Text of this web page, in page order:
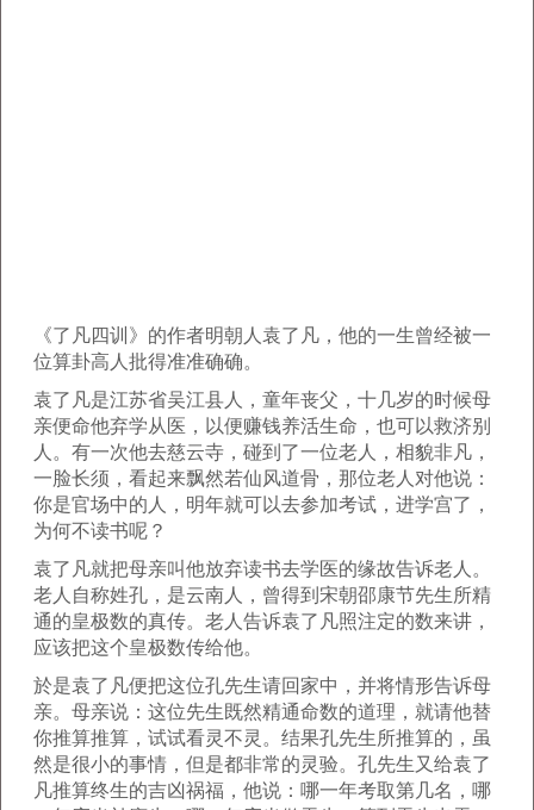
《了凡四训》的作者明朝人袁了凡，他的一生曾经被一
位算卦高人批得准准确确。
袁了凡是江苏省吴江县人，童年丧父，十几岁的时候母
亲便命他弃学从医，以便赚钱养活生命，也可以救济别
人。有一次他去慈云寺，碰到了一位老人，相貌非凡，
一脸长须，看起来飘然若仙风道骨，那位老人对他说：
你是官场中的人，明年就可以去参加考试，进学宫了，
为何不读书呢？
袁了凡就把母亲叫他放弃读书去学医的缘故告诉老人。
老人自称姓孔，是云南人，曾得到宋朝邵康节先生所精
通的皇极数的真传。老人告诉袁了凡照注定的数来讲，
应该把这个皇极数传给他。
於是袁了凡便把这位孔先生请回家中，并将情形告诉母
亲。母亲说：这位先生既然精通命数的道理，就请他替
你推算推算，试试看灵不灵。结果孔先生所推算的，虽
然是很小的事情，但是都非常的灵验。孔先生又给袁了
凡推算终生的吉凶祸福，他说：哪一年考取第几名，哪